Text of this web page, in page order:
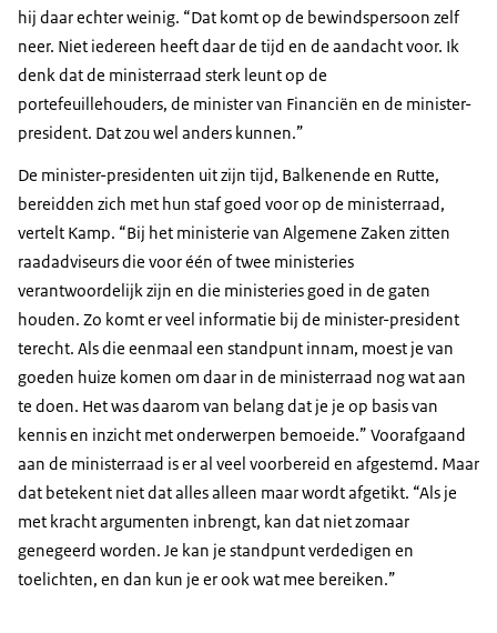
hij daar echter weinig. “Dat komt op de bewindspersoon zelf
neer. Niet iedereen heeft daar de tijd en de aandacht voor. Ik
denk dat de ministerraad sterk leunt op de
portefeuillehouders, de minister van Financiën en de minister-
president. Dat zou wel anders kunnen.”
De minister-presidenten uit zijn tijd, Balkenende en Rutte,
bereidden zich met hun staf goed voor op de ministerraad,
vertelt Kamp. “Bij het ministerie van Algemene Zaken zitten
raadadviseurs die voor één of twee ministeries
verantwoordelijk zijn en die ministeries goed in de gaten
houden. Zo komt er veel informatie bij de minister-president
terecht. Als die eenmaal een standpunt innam, moest je van
goeden huize komen om daar in de ministerraad nog wat aan
te doen. Het was daarom van belang dat je je op basis van
kennis en inzicht met onderwerpen bemoeide.” Voorafgaand
aan de ministerraad is er al veel voorbereid en afgestemd. Maar
dat betekent niet dat alles alleen maar wordt afgetikt. “Als je
met kracht argumenten inbrengt, kan dat niet zomaar
genegeerd worden. Je kan je standpunt verdedigen en
toelichten, en dan kun je er ook wat mee bereiken.”